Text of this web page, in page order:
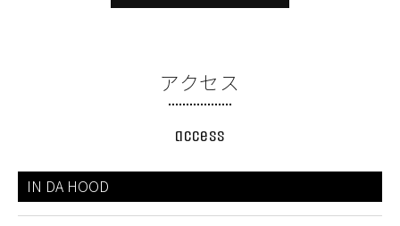
アクセス
access
IN DA HOOD